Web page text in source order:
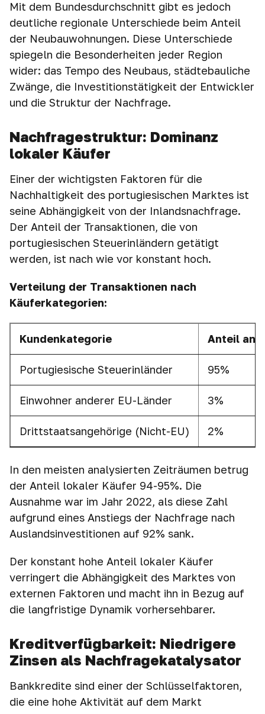
Mit dem Bundesdurchschnitt gibt es jedoch
deutliche regionale Unterschiede beim Anteil
der Neubauwohnungen. Diese Unterschiede
spiegeln die Besonderheiten jeder Region
wider: das Tempo des Neubaus, städtebauliche
Zwänge, die Investitionstätigkeit der Entwickler
und die Struktur der Nachfrage.
Nachfragestruktur: Dominanz
lokaler Käufer
Einer der wichtigsten Faktoren für die
Nachhaltigkeit des portugiesischen Marktes ist
seine Abhängigkeit von der Inlandsnachfrage.
Der Anteil der Transaktionen, die von
portugiesischen Steuerinländern getätigt
werden, ist nach wie vor konstant hoch.
Verteilung der Transaktionen nach
Käuferkategorien:
Kundenkategorie Anteil an
Portugiesische Steuerinländer 95%
Einwohner anderer EU-Länder 3%
Drittstaatsangehörige (Nicht-EU) 2%
In den meisten analysierten Zeiträumen betrug
der Anteil lokaler Käufer 94-95%. Die
Ausnahme war im Jahr 2022, als diese Zahl
aufgrund eines Anstiegs der Nachfrage nach
Auslandsinvestitionen auf 92% sank.
Der konstant hohe Anteil lokaler Käufer
verringert die Abhängigkeit des Marktes von
externen Faktoren und macht ihn in Bezug auf
die langfristige Dynamik vorhersehbarer.
Kreditverfügbarkeit: Niedrigere
Zinsen als Nachfragekatalysator
Bankkredite sind einer der Schlüsselfaktoren,
die eine hohe Aktivität auf dem Markt